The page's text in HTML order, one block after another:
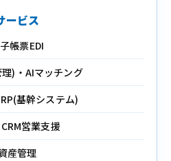
ービス
帳票EDI
)・AIマッチング
基幹システム)
営業支援
産管理